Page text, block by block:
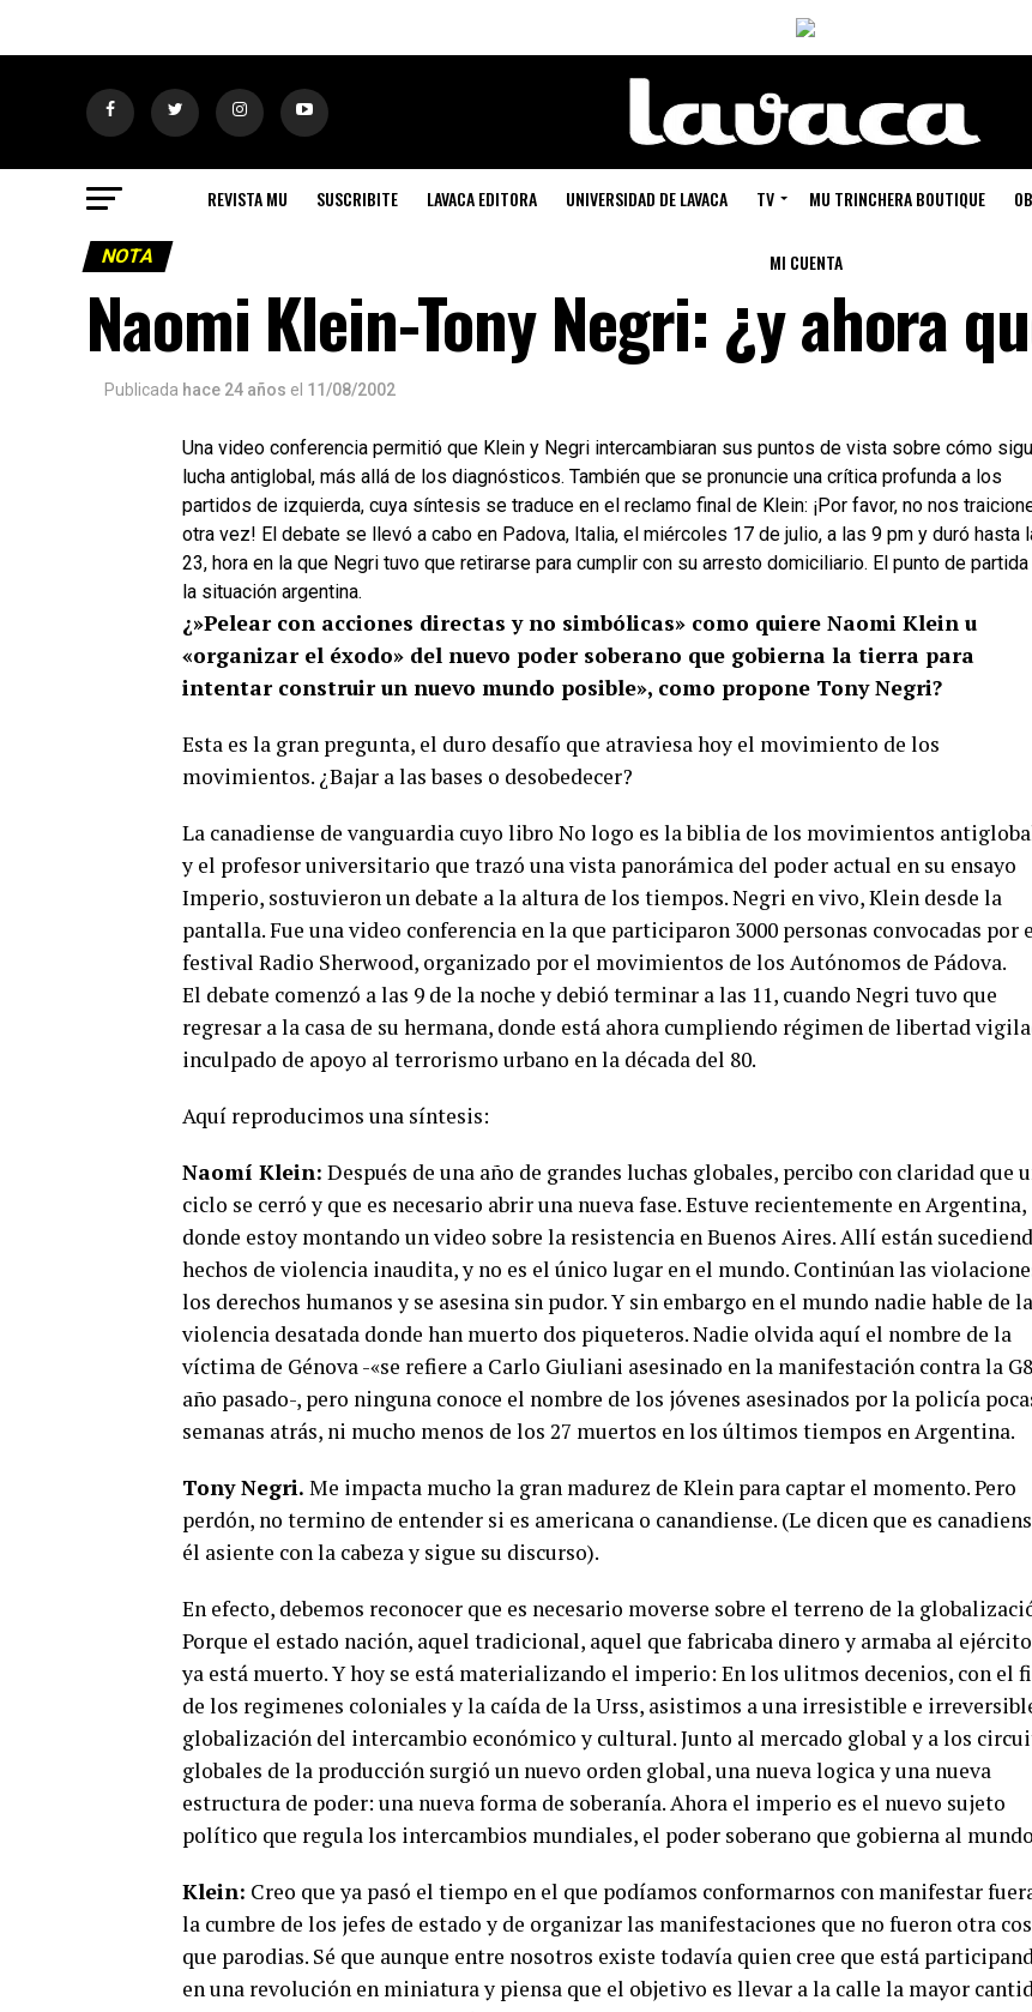
REVISTA MU SUSCRIBITE LAVACA EDITORA UNIVERSIDAD DE LAVACA TV MU TRINCHERA BOUTIQUE
MI CUENTA
NOTA
Naomi Klein-Tony Negri: ¿y ahora
Publicada hace 24 años el 11/08/2002
Una video conferencia permitió que Klein y Negri intercambiaran sus puntos de vista sobre cómo
lucha antiglobal, más allá de los diagnósticos. También que se pronuncie una crítica profunda a los
partidos de izquierda, cuya síntesis se traduce en el reclamo final de Klein: ¡Por favor, no nos
otra vez! El debate se llevó a cabo en Padova, Italia, el miércoles 17 de julio, a las 9 pm y duró hasta
23, hora en la que Negri tuvo que retirarse para cumplir con su arresto domiciliario. El punto de
la situación argentina.
¿»Pelear con acciones directas y no simbólicas» como quiere Naomi Klein u
«organizar el éxodo» del nuevo poder soberano que gobierna la tierra para
intentar construir un nuevo mundo posible», como propone Tony Negri?
Esta es la gran pregunta, el duro desafío que atraviesa hoy el movimiento de los
movimientos. ¿Bajar a las bases o desobedecer?
La canadiense de vanguardia cuyo libro No logo es la biblia de los movimientos
y el profesor universitario que trazó una vista panorámica del poder actual en su ensayo
Imperio, sostuvieron un debate a la altura de los tiempos. Negri en vivo, Klein desde la
pantalla. Fue una video conferencia en la que participaron 3000 personas convocadas por
festival Radio Sherwood, organizado por el movimientos de los Autónomos de Pádova.
El debate comenzó a las 9 de la noche y debió terminar a las 11, cuando Negri tuvo que
regresar a la casa de su hermana, donde está ahora cumpliendo régimen de libertad
inculpado de apoyo al terrorismo urbano en la década del 80.
Aquí reproducimos una síntesis:
Naomí Klein: Después de una año de grandes luchas globales, percibo con claridad que
ciclo se cerró y que es necesario abrir una nueva fase. Estuve recientemente en Argentina,
donde estoy montando un video sobre la resistencia en Buenos Aires. Allí están
hechos de violencia inaudita, y no es el único lugar en el mundo. Continúan las
los derechos humanos y se asesina sin pudor. Y sin embargo en el mundo nadie hable de la
violencia desatada donde han muerto dos piqueteros. Nadie olvida aquí el nombre de la
víctima de Génova -«se refiere a Carlo Giuliani asesinado en la manifestación contra la
año pasado-, pero ninguna conoce el nombre de los jóvenes asesinados por la policía
semanas atrás, ni mucho menos de los 27 muertos en los últimos tiempos en Argentina.
Tony Negri. Me impacta mucho la gran madurez de Klein para captar el momento. Pero
perdón, no termino de entender si es americana o canandiense. (Le dicen que es
él asiente con la cabeza y sigue su discurso).
En efecto, debemos reconocer que es necesario moverse sobre el terreno de la
Porque el estado nación, aquel tradicional, aquel que fabricaba dinero y armaba al
ya está muerto. Y hoy se está materializando el imperio: En los ulitmos decenios, con el
de los regimenes coloniales y la caída de la Urss, asistimos a una irresistible e
globalización del intercambio económico y cultural. Junto al mercado global y a los
globales de la producción surgió un nuevo orden global, una nueva logica y una nueva
estructura de poder: una nueva forma de soberanía. Ahora el imperio es el nuevo sujeto
político que regula los intercambios mundiales, el poder soberano que gobierna al
Klein: Creo que ya pasó el tiempo en el que podíamos conformarnos con manifestar
la cumbre de los jefes de estado y de organizar las manifestaciones que no fueron otra
que parodias. Sé que aunque entre nosotros existe todavía quien cree que está
en una revolución en miniatura y piensa que el objetivo es llevar a la calle la mayor